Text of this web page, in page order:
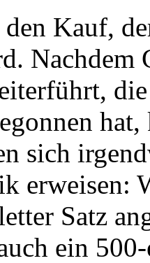
Kauf,
Nachdem
sich
erweisen:
Satz
ein